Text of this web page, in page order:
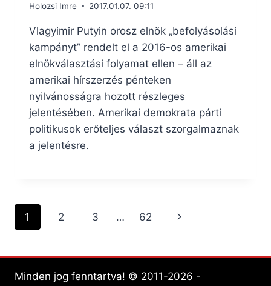
Holozsi Imre 2017.01.07. 09:11
Vlagyimir Putyin orosz elnök „befolyásolási
kampányt” rendelt el a 2016-os amerikai
elnökválasztási folyamat ellen – áll az
amerikai hírszerzés pénteken
nyilvánosságra hozott részleges
jelentésében. Amerikai demokrata párti
politikusok erőteljes választ szorgalmaznak
a jelentésre.
Page
1 2 3 … 62
Next
Minden jog fenntartva! © 2011-2026 -